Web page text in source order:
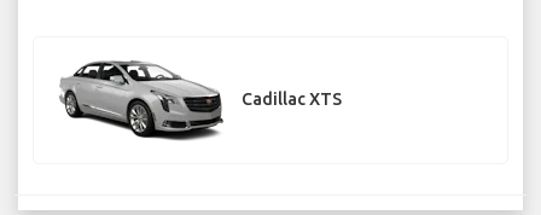
Cadillac XTS